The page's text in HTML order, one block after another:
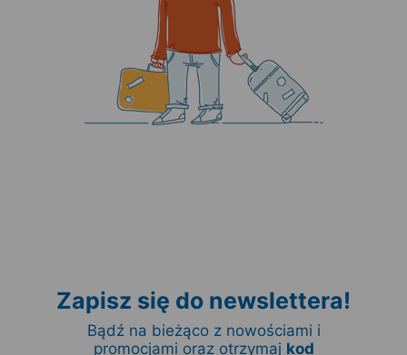
Zapisz się do newslettera!
Bądź na bieżąco z nowościami i
promocjami oraz otrzymaj kod